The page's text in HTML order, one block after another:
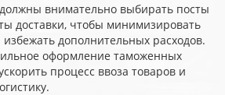
внимательно выбирать посты
доставки, чтобы минимизировать
дополнительных расходов.
оформление таможенных
процесс ввоза товаров и